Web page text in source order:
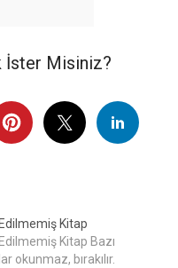
İster Misiniz?
Kitap
Kitap Bazı
okunmaz, bırakılır.